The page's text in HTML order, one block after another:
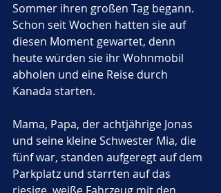
Sommer ihren großen Tag begann.
Schon seit Wochen hatten sie auf
diesen Moment gewartet, denn
heute würden sie ihr Wohnmobil
abholen und eine Reise durch
Kanada starten.
Mama, Papa, der achtjährige Jonas
und seine kleine Schwester Mia, die
fünf war, standen aufgeregt auf dem
Parkplatz und starrten auf das